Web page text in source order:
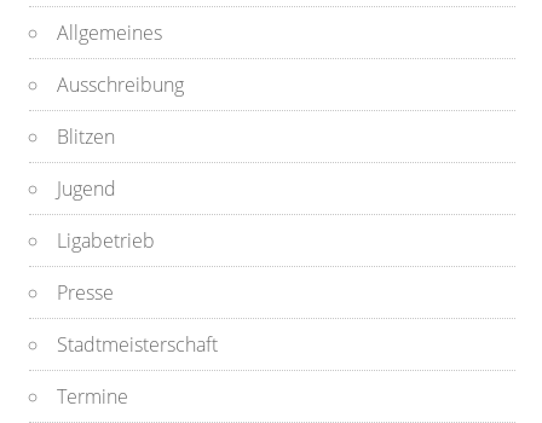
Allgemeines
Ausschreibung
Blitzen
Jugend
Ligabetrieb
Presse
Stadtmeisterschaft
Termine